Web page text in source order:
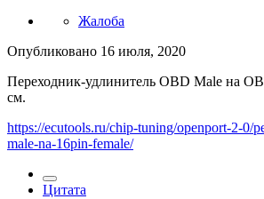
Жалоба
Опубликовано 16 июля, 2020
Переходник-удлинитель OBD Male на
см.
https://ecutools.ru/chip-tuning/openport-2-0/
male-na-16pin-female/
Цитата